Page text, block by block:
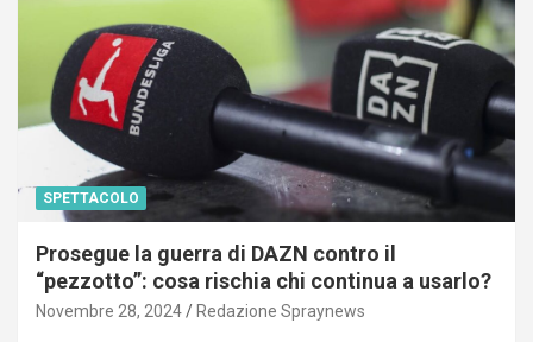
SPETTACOLO
Prosegue la guerra di DAZN contro il
“pezzotto”: cosa rischia chi continua a usarlo?
Novembre 28, 2024 Redazione Spraynews